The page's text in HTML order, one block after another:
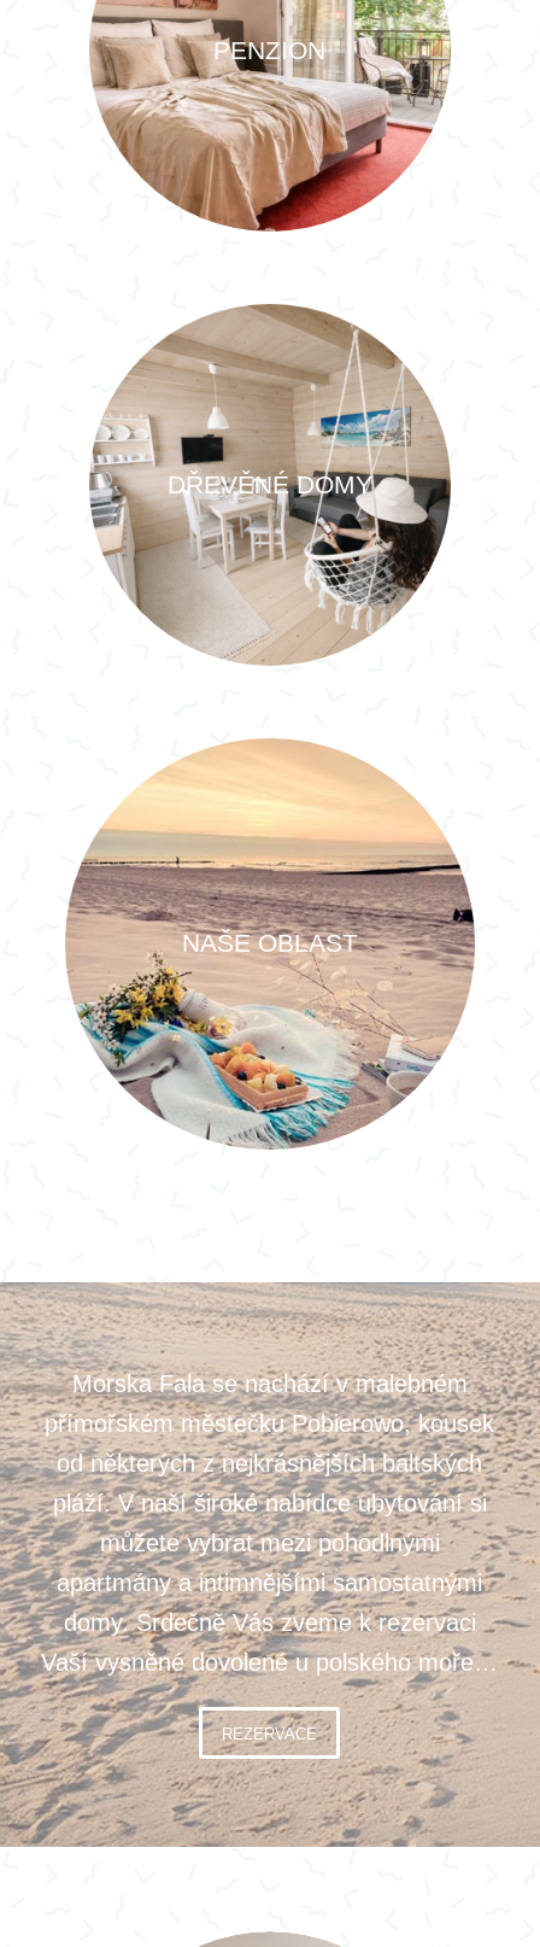
PENZION
DŘEVĚNÉ DOMY
NAŠE OBLAST
Morska Fala se nachází v malebném
přímořském městečku Pobierowo, kousek
od některých z nejkrásnějších baltských
pláží. V naší široké nabídce ubytování si
můžete vybrat mezi pohodlnými
apartmány a intimnějšími samostatnými
domy. Srdečně Vás zveme k rezervaci
Vaší vysněné dovolené u polského moře…
REZERVACE